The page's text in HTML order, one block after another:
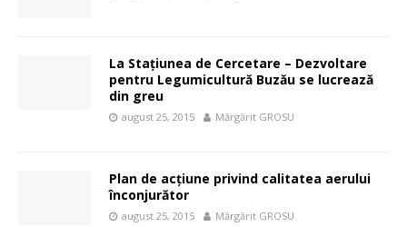
La Staţiunea de Cercetare – Dezvoltare
pentru Legumicultură Buzău se lucrează
din greu
august 25, 2015 Mărgărit GROSU
Plan de acţiune privind calitatea aerului
înconjurător
august 25, 2015 Mărgărit GROSU